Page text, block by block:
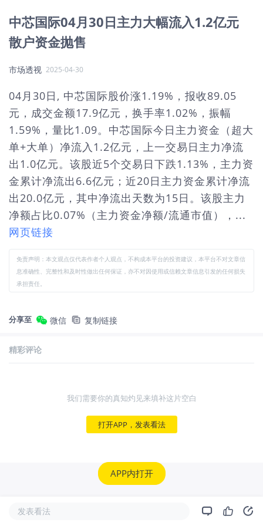
中芯国际04月30日主力大幅流入1.2亿元
散户资金抛售
市场透视 2025-04-30
04月30日, 中芯国际股价涨1.19%，报收89.05
元，成交金额17.9亿元，换手率1.02%，振幅
1.59%，量比1.09。中芯国际今日主力资金（超大
单+大单）净流入1.2亿元，上一交易日主力净流
出1.0亿元。该股近5个交易日下跌1.13%，主力资
金累计净流出6.6亿元；近20日主力资金累计净流
出20.0亿元，其中净流出天数为15日。该股主力
净额占比0.07%（主力资金净额/流通市值），...
网页链接
免责声明：本文观点仅代表作者个人观点，不构成本平台的投资建议，本平台不对文章信
息准确性、完整性和及时性做出任何保证，亦不对因使用或信赖文章信息引发的任何损失
承担责任。
分享至 微信 复制链接
精彩评论
我们需要你的真知灼见来填补这片空白
打开APP，发表看法
APP内打开
发表看法